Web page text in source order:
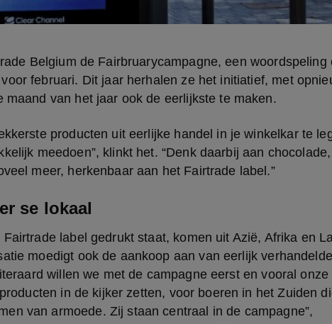
Belgium de Fairbruarycampagne, een woordspeling
februari. Dit jaar herhalen ze het initiatief, met
maand van het jaar ook de eerlijkste te maken.
producten uit eerlijke handel in je winkelkar te
meedoen”, klinkt het. “Denk daarbij aan
meer, herkenbaar aan het Fairtrade label.”
se lokaal
label gedrukt staat, komen uit Azië, Afrika en
moedigt ook de aankoop aan van eerlijk verhandelde
willen we met de campagne eerst en vooral onze
in de kijker zetten, voor boeren in het Zuiden
van armoede. Zij staan centraal in de campagne”,